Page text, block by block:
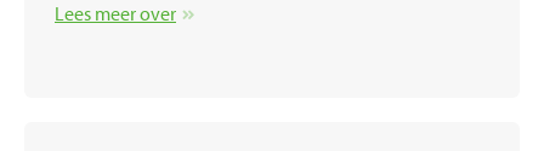
Lees meer over